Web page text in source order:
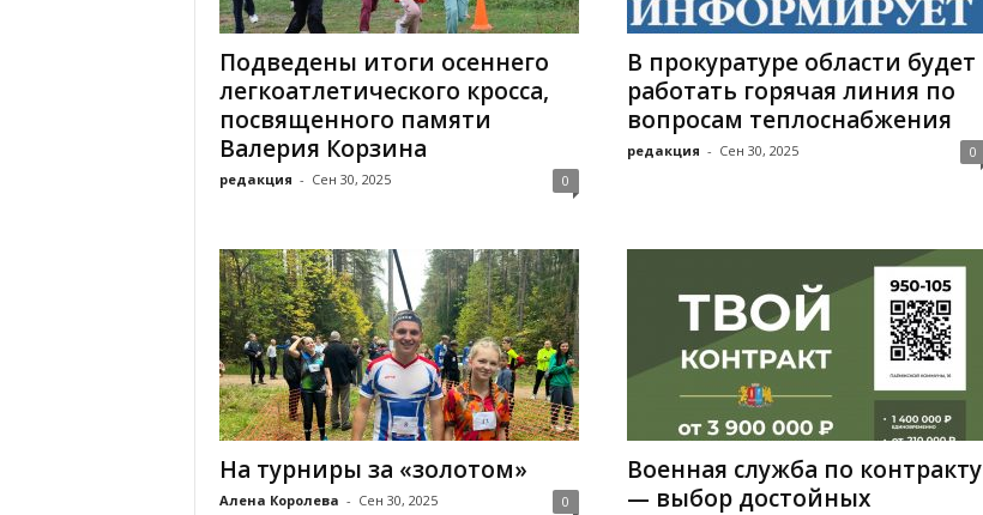
Подведены итоги осеннего
легкоатлетического кросса,
посвященного памяти
Валерия Корзина
редакция - Сен 30, 2025 0
В прокуратуре области будет
работать горячая линия по
вопросам теплоснабжения
редакция - Сен 30, 2025 0
На турниры за «золотом»
Алена Королева - Сен 30, 2025 0
Военная служба по контракту
— выбор достойных